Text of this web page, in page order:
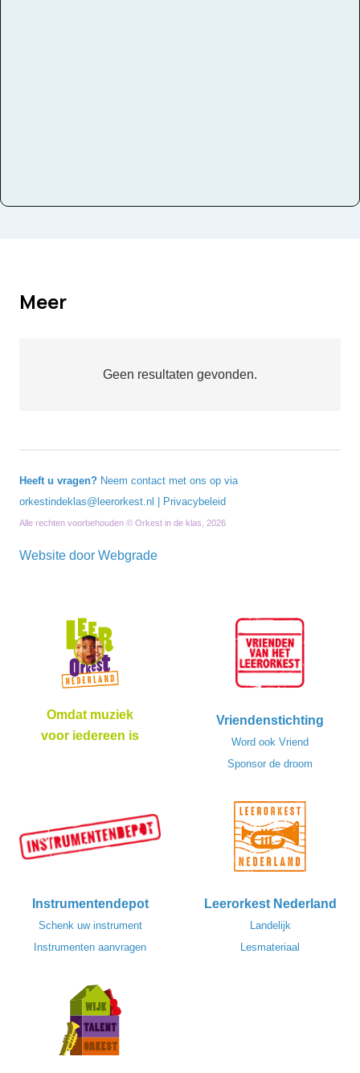
Meer
Geen resultaten gevonden.
Omdat muziek
voor iedereen is
Vriendenstichting
Word ook Vriend
Sponsor de droom
Instrumentendepot
Schenk uw instrument
Instrumenten aanvragen
Leerorkest Nederland
Landelijk
Lesmateriaal
Heeft u vragen? Neem contact met ons op via
orkestindeklas@leerorkest.nl
Privacybeleid
Alle rechten voorbehouden © Orkest in de klas, 2026
Website door Webgrade